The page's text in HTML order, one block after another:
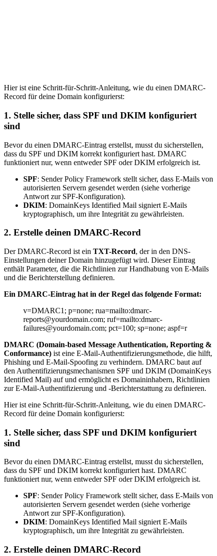
Hier ist eine Schritt-für-Schritt-Anleitung, wie du einen DMARC-
Record für deine Domain konfigurierst:
1. Stelle sicher, dass SPF und DKIM konfiguriert
sind
Bevor du einen DMARC-Eintrag erstellst, musst du sicherstellen,
dass du SPF und DKIM korrekt konfiguriert hast. DMARC
funktioniert nur, wenn entweder SPF oder DKIM erfolgreich ist.
SPF: Sender Policy Framework stellt sicher, dass E-Mails von
autorisierten Servern gesendet werden (siehe vorherige
Antwort zur SPF-Konfiguration).
DKIM: DomainKeys Identified Mail signiert E-Mails
kryptographisch, um ihre Integrität zu gewährleisten.
2. Erstelle deinen DMARC-Record
Der DMARC-Record ist ein TXT-Record, der in den DNS-
Einstellungen deiner Domain hinzugefügt wird. Dieser Eintrag
enthält Parameter, die die Richtlinien zur Handhabung von E-Mails
und die Berichterstellung definieren.
Ein DMARC-Eintrag hat in der Regel das folgende Format:
v=DMARC1; p=none; rua=mailto:dmarc-
reports@yourdomain.com; ruf=mailto:dmarc-
failures@yourdomain.com; pct=100; sp=none; aspf=r
DMARC (Domain-based Message Authentication, Reporting &
Conformance) ist eine E-Mail-Authentifizierungsmethode, die hilft,
Phishing und E-Mail-Spoofing zu verhindern. DMARC baut auf
den Authentifizierungsmechanismen SPF und DKIM (DomainKeys
Identified Mail) auf und ermöglicht es Domaininhabern, Richtlinien
zur E-Mail-Authentifizierung und -Berichterstattung zu definieren.
Hier ist eine Schritt-für-Schritt-Anleitung, wie du einen DMARC-
Record für deine Domain konfigurierst:
1. Stelle sicher, dass SPF und DKIM konfiguriert
sind
Bevor du einen DMARC-Eintrag erstellst, musst du sicherstellen,
dass du SPF und DKIM korrekt konfiguriert hast. DMARC
funktioniert nur, wenn entweder SPF oder DKIM erfolgreich ist.
SPF: Sender Policy Framework stellt sicher, dass E-Mails von
autorisierten Servern gesendet werden (siehe vorherige
Antwort zur SPF-Konfiguration).
DKIM: DomainKeys Identified Mail signiert E-Mails
kryptographisch, um ihre Integrität zu gewährleisten.
2. Erstelle deinen DMARC-Record